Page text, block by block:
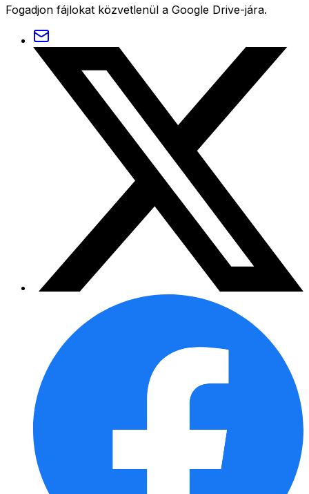
Fogadjon fájlokat közvetlenül a Google Drive-jára.